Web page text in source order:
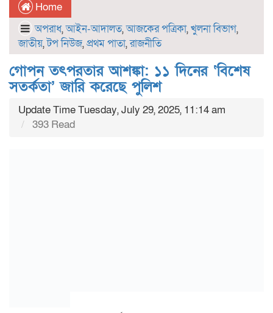
Home
অপরাধ,আইন-আদালত,আজকের পত্রিকা,খুলনা বিভাগ,
জাতীয়,টপ নিউজ,প্রথম পাতা,রাজনীতি
গোপন তৎপরতার আশঙ্কা: ১১ দিনের ‘বিশেষ
সতর্কতা’ জারি করেছে পুলিশ
Update Time Tuesday, July 29, 2025, 11:14 am
393 Read